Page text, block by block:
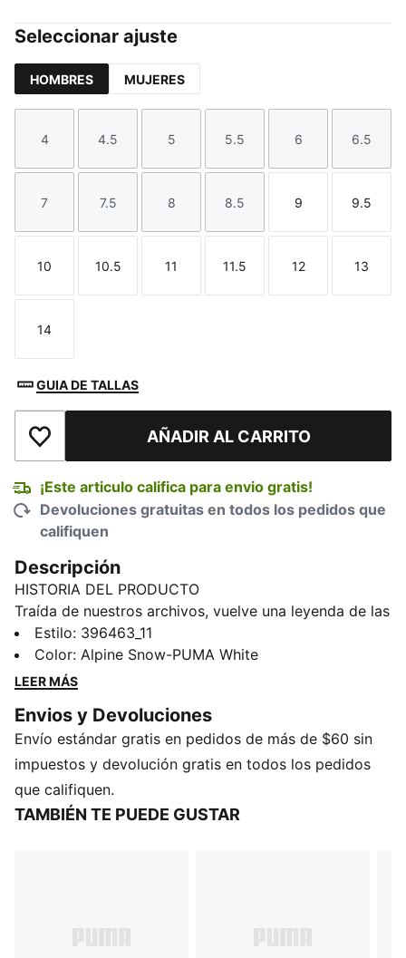
Seleccionar ajuste
HOMBRES MUJERES
Talla
4
Talla
4.5
Talla
5
Talla
5.5
Talla
6
Talla
6.5
Talla
7
Talla
7.5
Talla
8
Talla
8.5
Talla
9
Talla
9.5
Talla
10
Talla
10.5
Talla
11
Talla
11.5
Talla
12
Talla
13
Talla
14
GUIA DE TALLAS
Añadir a la lista de deseosAÑADIR AL CARRITO
¡Este articulo califica para envio gratis!
Devoluciones gratuitas en todos los pedidos que
califiquen
Descripción
HISTORIA DEL PRODUCTO
Traída de nuestros archivos, vuelve una leyenda de las
gradas: Palermo. Este modelo debutó a principios de
los años 80 y se convirtió rápidamente en un clásico
de las gradas de los estadios de fútbol británicos.
que el original, las Palermo se completan con su
etiqueta distintiva en la parte superior, una confección
en forma de T y, por supuesto, la clásica suela de
goma. Esta versión tiene una base de gamuza y una
Formstrip característica de cuero con la marca PUMA
Estilo: 396463_11
Color: Alpine Snow-PUMA White
LEER MÁS
Envios y Devoluciones
Envío estándar gratis en pedidos de más de $60 sin
impuestos y devolución gratis en todos los pedidos
que califiquen.
TAMBIÉN TE PUEDE GUSTAR